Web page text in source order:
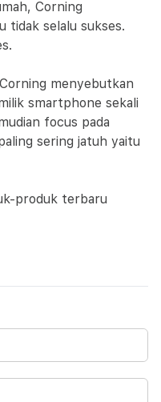
Corning
tidak selalu sukses.
menyebutkan
smartphone sekali
focus pada
sering jatuh yaitu
produk terbaru